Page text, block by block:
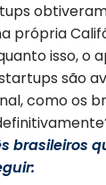
própria
isso,o
são
como os
brasileiros